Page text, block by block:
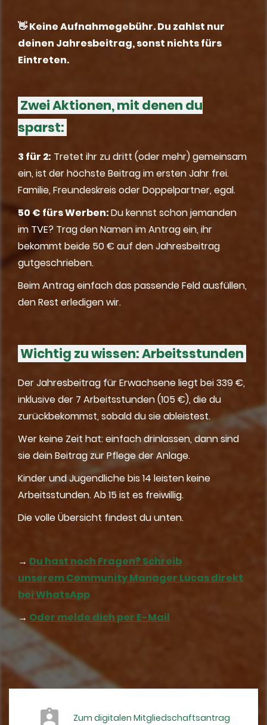
👋 Keine Aufnahmegebühr. Du zahlst nur
deinen Jahresbeitrag, sonst nichts fürs
Eintreten.
Zwei Aktionen, mit denen du
sparst:
3 für 2: Tretet ihr zu dritt (oder mehr) gemeinsam
ein, ist der höchste Beitrag im ersten Jahr frei.
Familie, Freundeskreis oder Doppelpartner, egal.
50 € fürs Werben:Du kennst schon jemanden
im TVE? Trag den Namen im Antrag ein, ihr
bekommt beide 50 € auf den Jahresbeitrag
gutgeschrieben.
Beim Antrag einfach das passende Feld ausfüllen,
den Rest erledigen wir.
Wichtig zu wissen: Arbeitsstunden
Der Jahresbeitrag für Erwachsene liegt bei 339 €,
inklusive der 7 Arbeitsstunden (105 €), die du
zurückbekommst, sobald du sie ableistest.
Wer keine Zeit hat: einfach drinlassen, dann sind
sie dein Beitrag zur Pflege der Anlage.
Kinder und Jugendliche bis 14 leisten keine
Arbeitsstunden. Ab 15 ist es freiwillig.
Die volle Übersicht findest du unten.
→ Du hast noch Fragen? Schreib
unserem Community Manager Lucas direkt
bei WhatsApp
→ Oder melde dich per E-Mail
Zum digitalen Mitgliedschaftsantrag